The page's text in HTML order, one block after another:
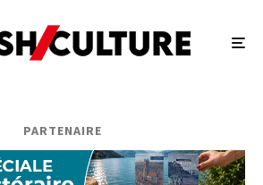
PARTENAIRE